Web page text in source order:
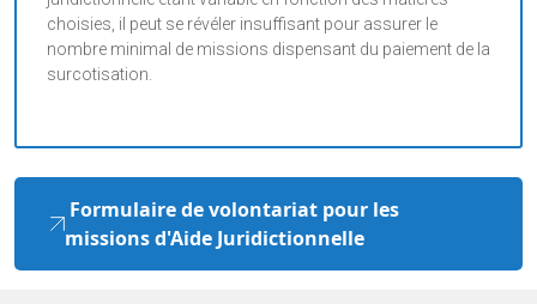
choisies, il peut se révéler insuffisant pour assurer le
nombre minimal de missions dispensant du paiement de la
surcotisation.
Formulaire de volontariat pour les
missions d'Aide Juridictionnelle